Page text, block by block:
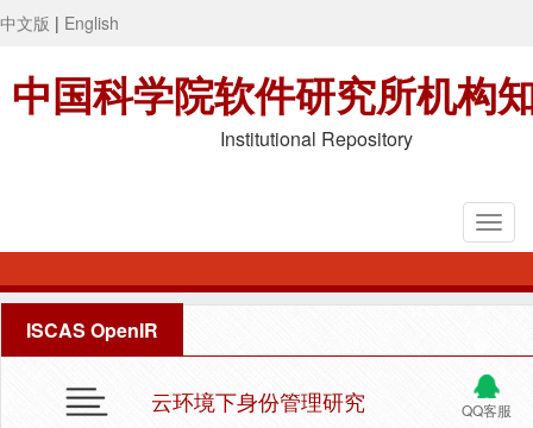
中文版 | English
中国科学院软件研究所机构
Institutional Repository
ISCAS OpenIR
QQ客服
云环境下身份管理研究